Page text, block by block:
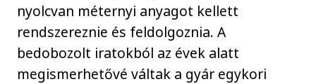
nyolcvan méternyi anyagot kellett
rendszereznie és feldolgoznia. A
bedobozolt iratokból az évek alatt
megismerhetővé váltak a gyár egykori